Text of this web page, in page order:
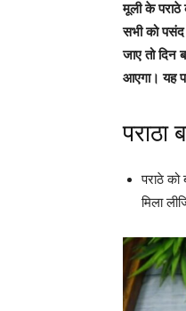
मूली के पराठे
सभी को पसंद
जाए तो दिन
आएगा। यह
पराठे
मिला